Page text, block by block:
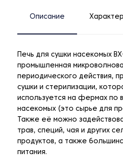
Описание
Печь для сушки насекомых
промышленная
периодического действия,
сушки и стерилизации,
используется на фермах по
насекомых (это сырье для
Также её можно
трав, специй, чая и других
продуктов, а также
питания.